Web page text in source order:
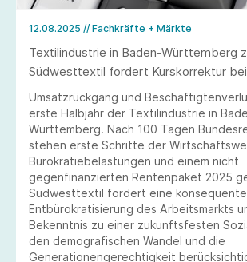
12.08.2025 // Fachkräfte + Märkte
Textilindustrie in Baden-Württemberg
Südwesttextil fordert Kurskorrektur
und Rentenpolitik
Umsatzrückgang und
erste Halbjahr der Textilindustrie in
Württemberg. Nach 100 Tagen
stehen erste Schritte der
Bürokratiebelastungen und einem nicht
gegenfinanzierten Rentenpaket 2025
Südwesttextil fordert eine konsequente
Entbürokratisierung des Arbeitsmarkts
Bekenntnis zu einer zukunftsfesten
den demografischen Wandel und die
Generationengerechtigkeit